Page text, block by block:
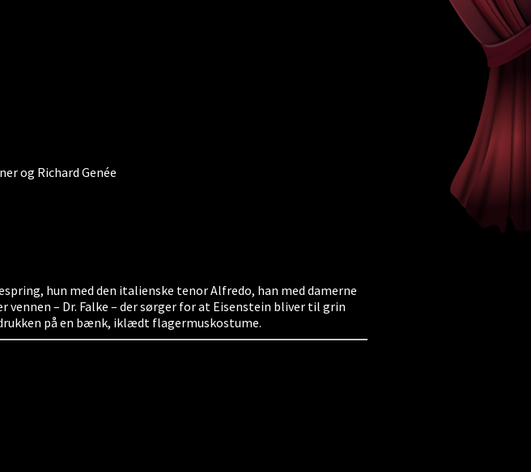
og Richard Genée
hun med den italienske tenor Alfredo, han med damerne
vennen – Dr. Falke – der sørger for at Eisenstein bliver til grin
på en bænk, iklædt flagermuskostume.